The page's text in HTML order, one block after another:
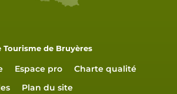
Tourisme de Bruyères
Espace pro
Charte qualité
Plan du site